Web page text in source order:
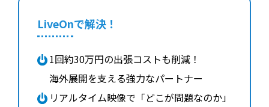
LiveOnで解決！
1回約30万円の出張コストも削減！
海外展開を支える強力なパートナー
リアルタイム映像で「どこが問題なのか」